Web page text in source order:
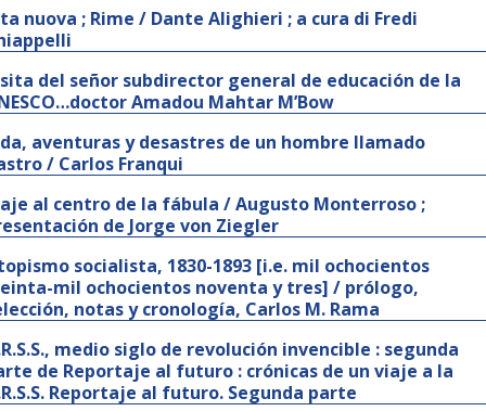
nuova ; Rime / Dante Alighieri ; a cura di Fredi
del señor subdirector general de educación de la
Amadou Mahtar M’Bow
aventuras y desastres de un hombre llamado
/ Carlos Franqui
al centro de la fábula / Augusto Monterroso ;
de Jorge von Ziegler
socialista, 1830-1893 [i.e. mil ochocientos
mil ochocientos noventa y tres] / prólogo,
notas y cronología, Carlos M. Rama
medio siglo de revolución invencible : segunda
de Reportaje al futuro : crónicas de un viaje a la
Reportaje al futuro. Segunda parte